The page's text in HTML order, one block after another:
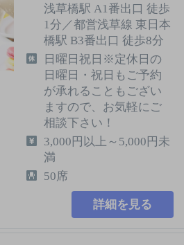
浅草橋駅 A1番出口 徒歩
1分／都営浅草線 東日本
橋駅 B3番出口 徒歩8分
日曜日祝日※定休日の
日曜日・祝日もご予約
が承れることもござい
ますので、お気軽にご
相談下さい！
3,000円以上～5,000円未
満
50席
詳細を見る